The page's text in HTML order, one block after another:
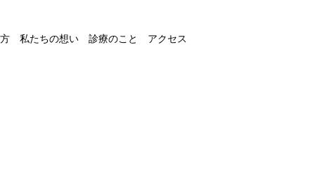
私たちの想い 診療のこと アクセス